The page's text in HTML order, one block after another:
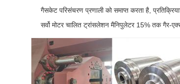
गैसकेट परिसंचरण प्रणाली को समाप्त करता है,
सर्वो मोटर चालित ट्रांसलेशन मैनिपुलेटर 15% तक